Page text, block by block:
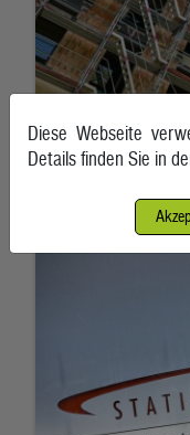
6. August 2026, Wien
Diese Webseite
Details finden Sie in